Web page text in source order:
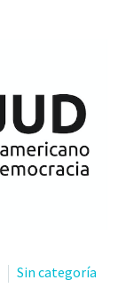
Sin categoría